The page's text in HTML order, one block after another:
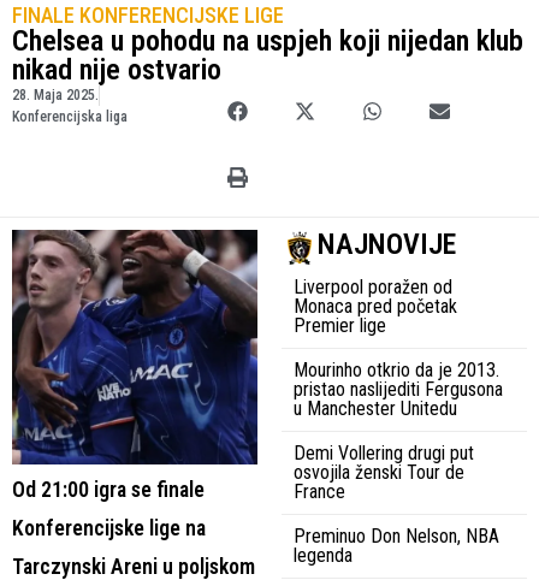
FINALE KONFERENCIJSKE LIGE
Chelsea u pohodu na uspjeh koji nijedan klub
nikad nije ostvario
28. Maja 2025.
Konferencijska liga
Od 21:00 igra se finale
Konferencijske lige na
Tarczynski Areni u poljskom
NAJNOVIJE
Liverpool poražen od
Monaca pred početak
Premier lige
Mourinho otkrio da je 2013.
pristao naslijediti Fergusona
u Manchester Unitedu
Demi Vollering drugi put
osvojila ženski Tour de
France
Preminuo Don Nelson, NBA
legenda